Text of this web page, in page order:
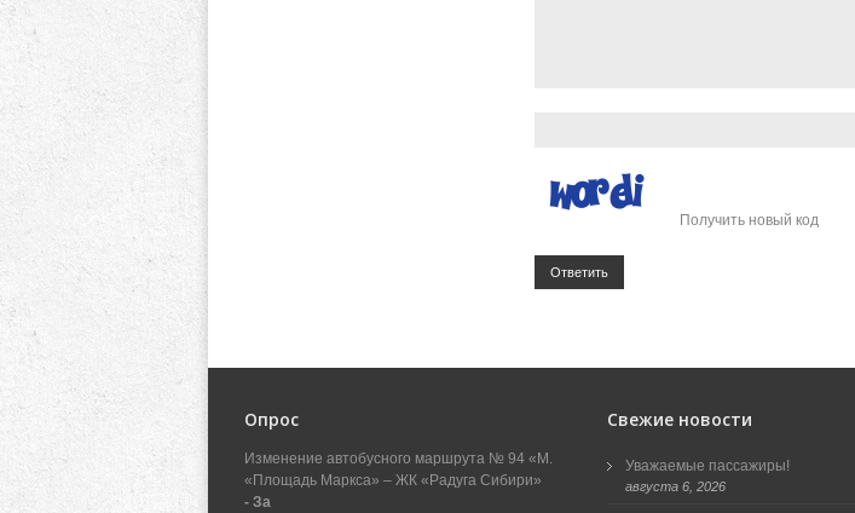
Получить новый код
Ответить
Опрос
Изменение автобусного маршрута № 94 «М.
«Площадь Маркса» – ЖК «Радуга Сибири»
- За
Свежие новости
Уважаемые пассажиры!
августа 6, 2026